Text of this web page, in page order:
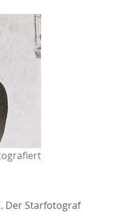
Der Starfotograf